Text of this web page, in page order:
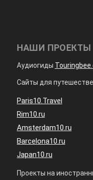
НАШИ ПРОЕКТЫ
Аудиогиды
Сайты для
Paris10.Travel
Rim10.ru
Amsterdam10.ru
Barcelona10.ru
Japan10.ru
Проекты на